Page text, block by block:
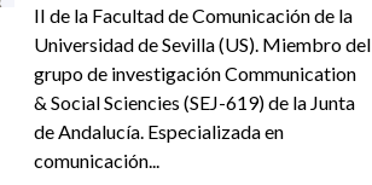
II de la Facultad de Comunicación de la
Universidad de Sevilla (US). Miembro del
grupo de investigación Communication
& Social Sciencies (SEJ-619) de la Junta
de Andalucía. Especializada en
comunicación...